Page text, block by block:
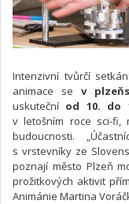
Intenzivní tvůrčí
animace se v
uskuteční od 10. do
v letošním roce sci-fi,
budoucnosti.
s vrstevníky ze
poznají město Plzeň
prožitkových aktivit
Animánie Martina